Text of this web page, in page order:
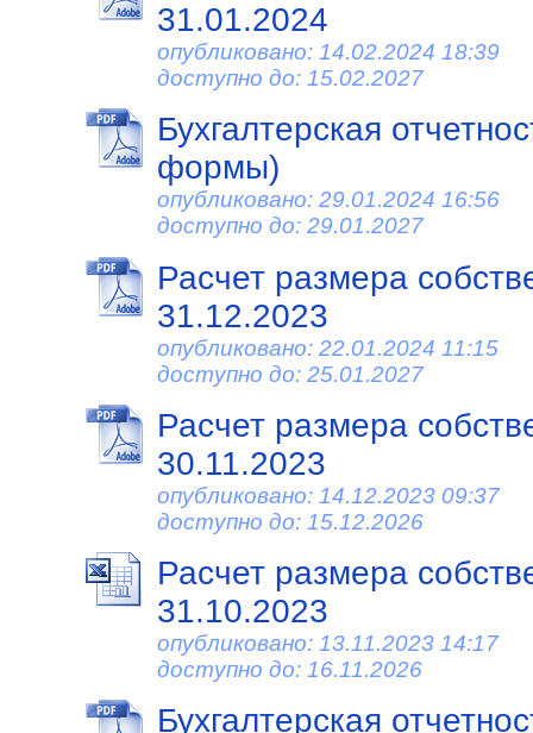
31.01.2024
опубликовано: 14.02.2024 18:39
доступно до: 15.02.2027
Бухгалтерская
формы)
опубликовано: 29.01.2024 16:56
доступно до: 29.01.2027
Расчет размера
31.12.2023
опубликовано: 22.01.2024 11:15
доступно до: 25.01.2027
Расчет размера
30.11.2023
опубликовано: 14.12.2023 09:37
доступно до: 15.12.2026
Расчет размера
31.10.2023
опубликовано: 13.11.2023 14:17
доступно до: 16.11.2026
Бухгалтерская